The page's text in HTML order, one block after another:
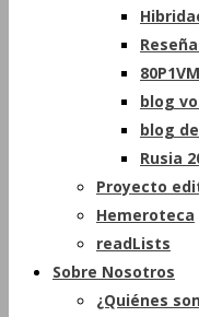
blog
blog
Rusia
Proyecto
Hemeroteca
readLists
Sobre Nosotros
¿Quiénes